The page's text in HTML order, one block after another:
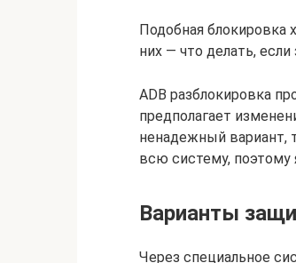
Подобная блокировка
них — что делать,
ADB разблокировка
предполагает
ненадежный вариант,
всю систему, поэтому
Варианты
Через специальное